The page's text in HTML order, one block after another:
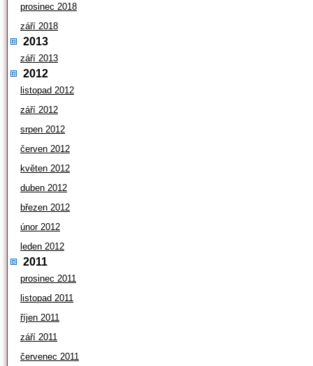
prosinec 2018
září 2018
2013
září 2013
2012
listopad 2012
září 2012
srpen 2012
červen 2012
květen 2012
duben 2012
březen 2012
únor 2012
leden 2012
2011
prosinec 2011
listopad 2011
říjen 2011
září 2011
červenec 2011